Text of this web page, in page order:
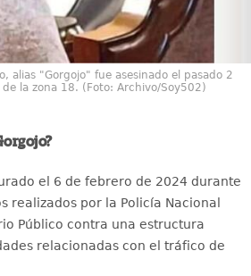
alias "Gorgojo" fue asesinado el pasado 2
la zona 18. (Foto: Archivo/Soy502)
el 6 de febrero de 2024 durante
realizados por la Policía Nacional
Público contra una estructura
relacionadas con el tráfico de